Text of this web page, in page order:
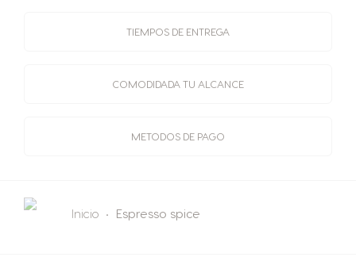
TIEMPOS DE ENTREGA
COMODIDADA TU ALCANCE
METODOS DE PAGO
Inicio Espresso spice